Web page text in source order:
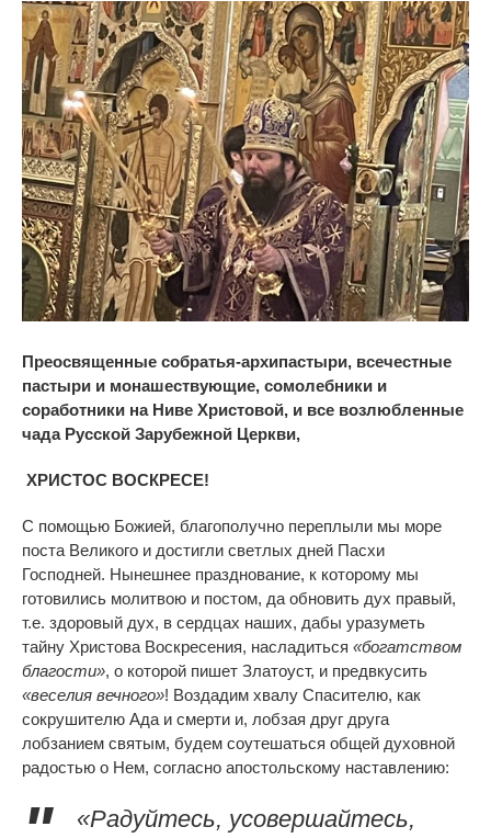
Преосвященные собратья-архипастыри, всечестные
пастыри и монашествующие, сомолебники и
соработники на Ниве Христовой, и все возлюбленные
чада Русской Зарубежной Церкви,
ХРИСТОС ВОСКРЕСЕ!
С помощью Божией, благополучно переплыли мы море
поста Великого и достигли светлых дней Пасхи
Господней. Нынешнее празднование, к которому мы
готовились молитвою и постом, да обновить дух правый,
т.е. здоровый дух, в сердцах наших, дабы уразуметь
тайну Христова Воскресения, насладиться «богатством
благости», о которой пишет Златоуст, и предвкусить
«веселия вечного»! Воздадим хвалу Спасителю, как
сокрушителю Ада и смерти и, лобзая друг друга
лобзанием святым, будем соутешаться общей духовной
радостью о Нем, согласно апостольскому наставлению:
«Радуйтесь, усовершайтесь,